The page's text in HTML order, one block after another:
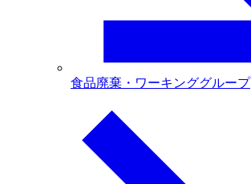
食品廃棄・ワーキンググループ